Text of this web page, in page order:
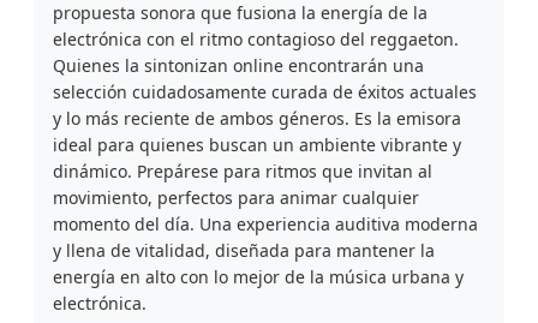
propuesta sonora que fusiona la energía de la
electrónica con el ritmo contagioso del reggaeton.
Quienes la sintonizan online encontrarán una
selección cuidadosamente curada de éxitos actuales
y lo más reciente de ambos géneros. Es la emisora
ideal para quienes buscan un ambiente vibrante y
dinámico. Prepárese para ritmos que invitan al
movimiento, perfectos para animar cualquier
momento del día. Una experiencia auditiva moderna
y llena de vitalidad, diseñada para mantener la
energía en alto con lo mejor de la música urbana y
electrónica.